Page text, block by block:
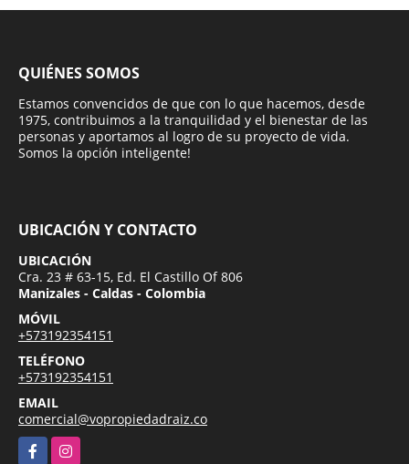
QUIÉNES SOMOS
Estamos convencidos de que con lo que hacemos, desde
1975, contribuimos a la tranquilidad y el bienestar de las
personas y aportamos al logro de su proyecto de vida.
Somos la opción inteligente!
UBICACIÓN Y CONTACTO
UBICACIÓN
Cra. 23 # 63-15, Ed. El Castillo Of 806
Manizales - Caldas - Colombia
MÓVIL
+573192354151
TELÉFONO
+573192354151
EMAIL
comercial@vopropiedadraiz.co
FacebookInstagram